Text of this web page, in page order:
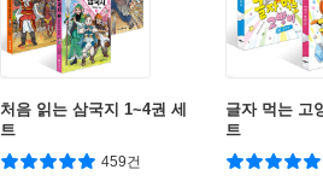
처음 읽는 삼국지 1~4권 세
트
459건
글자 먹는 고
트